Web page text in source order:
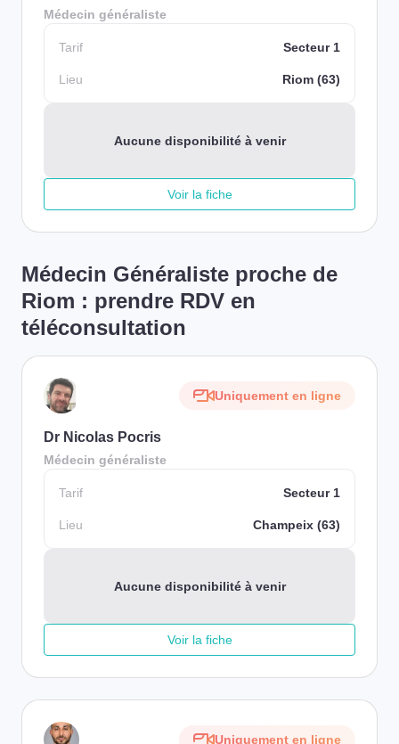
Médecin généraliste
Tarif Secteur 1
Lieu Riom (63)
Aucune disponibilité à venir
Voir la fiche
Médecin Généraliste proche de
Riom : prendre RDV en
téléconsultation
Uniquement en ligne
Dr Nicolas Pocris
Médecin généraliste
Tarif Secteur 1
Lieu Champeix (63)
Aucune disponibilité à venir
Voir la fiche
Uniquement en ligne